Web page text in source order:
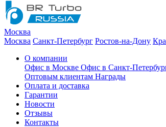
Москва
Москва Санкт-Петербург Ростов-на-Дону
О компании
Офис в Москве Офис в Санкт-
Оптовым клиентам Награды
Оплата и доставка
Гарантии
Новости
Отзывы
Контакты